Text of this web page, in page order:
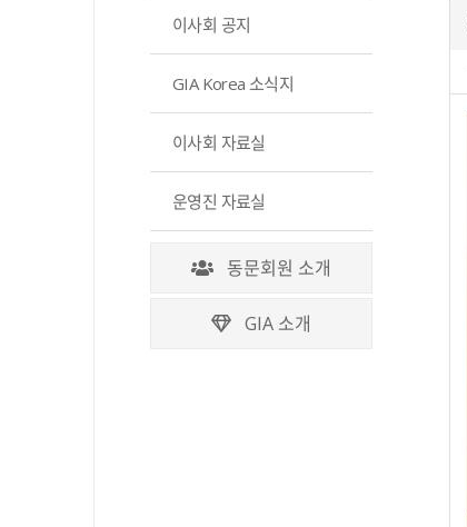
이사회 공지
GIA Korea 소식지
이사회 자료실
운영진 자료실
동문회원 소개
GIA 소개